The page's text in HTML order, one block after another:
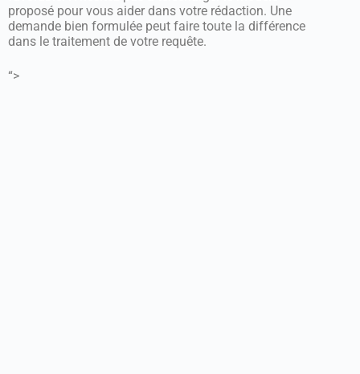
proposé pour vous aider dans votre rédaction. Une
demande bien formulée peut faire toute la différence
dans le traitement de votre requête.
“>